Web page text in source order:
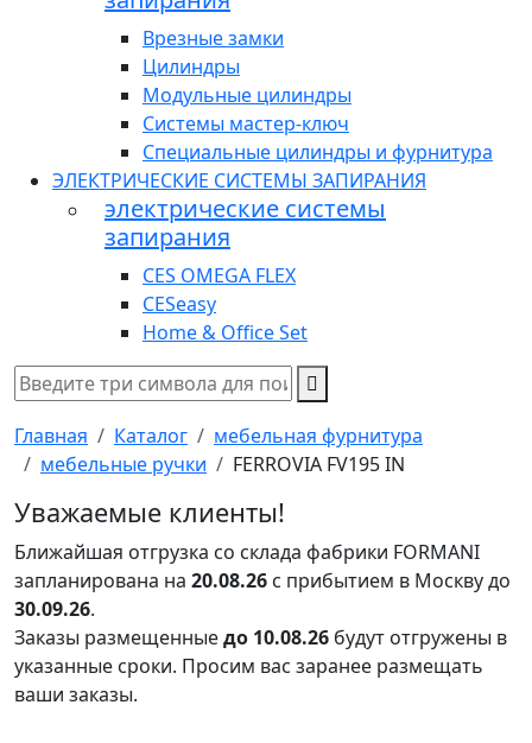
Врезные замки
Цилиндры
Модульные цилиндры
Системы мастер-ключ
Специальные цилиндры и фурнитура
ЭЛЕКТРИЧЕСКИЕ СИСТЕМЫ ЗАПИРАНИЯ
электрические системы
запирания
CES OMEGA FLEX
CESeasy
Home & Office Set
Главная Каталог
мебельная фурнитура
мебельные ручки
FERROVIA FV195 IN
Уважаемые клиенты!
Ближайшая отгрузка со склада фабрики FORMANI
запланирована на 20.08.26 с прибытием в Москву до
30.09.26.
Заказы размещенныедо 10.08.26 будут отгружены в
указанные сроки. Просим вас заранее размещать
ваши заказы.